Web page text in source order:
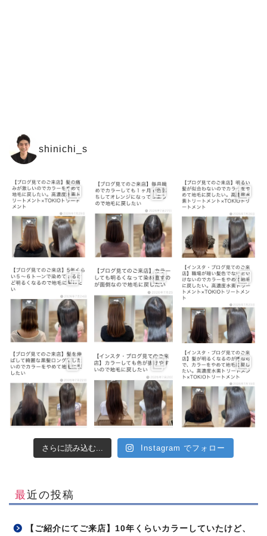
shinichi_s
さらに読み込む... Instagram でフォロー
最近の投稿
【ご紹介にてご来店】10年くらいカラーしていたけど、